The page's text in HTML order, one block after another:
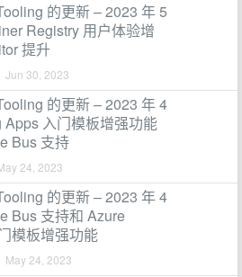
的更新 – 2023 年 5
Registry 用户体验增
提升
Jun 30, 2023
的更新 – 2023 年 4
Apps 入门模板增强功能
Bus 支持
24, 2023
的更新 – 2023 年 4
Bus 支持和 Azure
模板增强功能
May 24, 2023